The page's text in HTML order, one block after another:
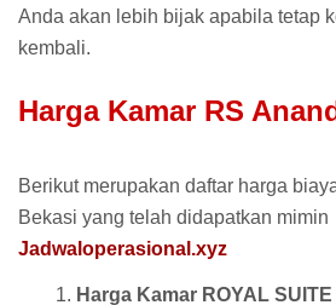
Anda akan lebih bijak apabila tetap
kembali.
Harga Kamar RS
Berikut merupakan daftar harga
Bekasi yang telah didapatkan mimin
Jadwaloperasional.xyz
Harga Kamar ROYAL